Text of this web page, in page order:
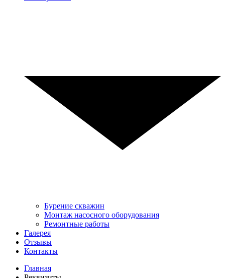
Бурение скважин
Монтаж насосного оборудования
Ремонтные работы
Галерея
Отзывы
Контакты
Главная